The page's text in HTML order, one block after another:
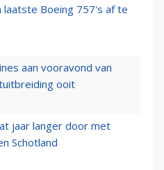
laatste Boeing 757's af te
aan vooravond van
ooit
jaar langer door met
Schotland